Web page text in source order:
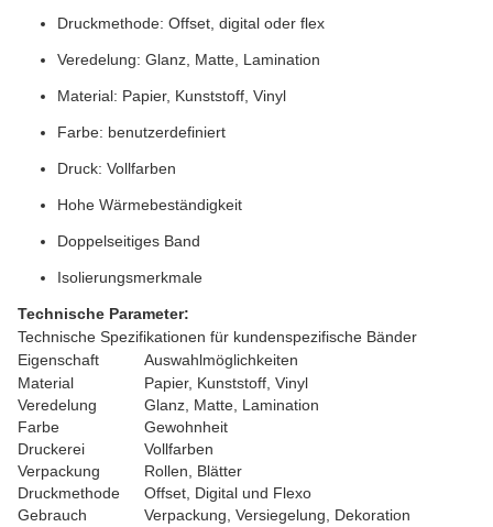
Druckmethode: Offset, digital oder flex
Veredelung: Glanz, Matte, Lamination
Material: Papier, Kunststoff, Vinyl
Farbe: benutzerdefiniert
Druck: Vollfarben
Hohe Wärmebeständigkeit
Doppelseitiges Band
Isolierungsmerkmale
Technische Parameter:
Technische Spezifikationen für kundenspezifische Bänder
Eigenschaft
Auswahlmöglichkeiten
Material
Papier, Kunststoff, Vinyl
Veredelung
Glanz, Matte, Lamination
Farbe
Gewohnheit
Druckerei
Vollfarben
Verpackung
Rollen, Blätter
Druckmethode
Offset, Digital und Flexo
Gebrauch
Verpackung, Versiegelung, Dekoration